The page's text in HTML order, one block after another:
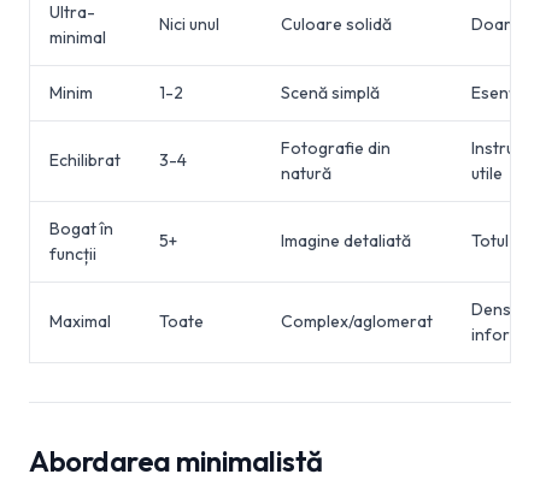
Ultra-
minimal
Nici unul Culoare solidă Doar
Minim 1-2 Scenă simplă Esențiale
Echilibrat 3-4
Fotografie din
natură
utile
Bogat în
funcții
5+ Imagine detaliată Totul
Maximal Toate Complex/aglomerat
Densă în
Abordarea minimalistă